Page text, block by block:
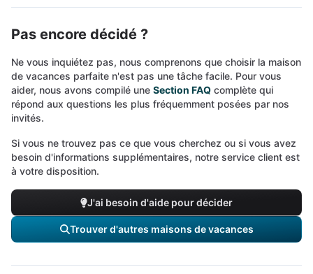
Pas encore décidé ?
Ne vous inquiétez pas, nous comprenons que choisir la maison
de vacances parfaite n'est pas une tâche facile. Pour vous
aider, nous avons compilé une Section FAQ complète qui
répond aux questions les plus fréquemment posées par nos
invités.
Si vous ne trouvez pas ce que vous cherchez ou si vous avez
besoin d'informations supplémentaires, notre service client est
à votre disposition.
J'ai besoin d'aide pour décider
Trouver d'autres maisons de vacances